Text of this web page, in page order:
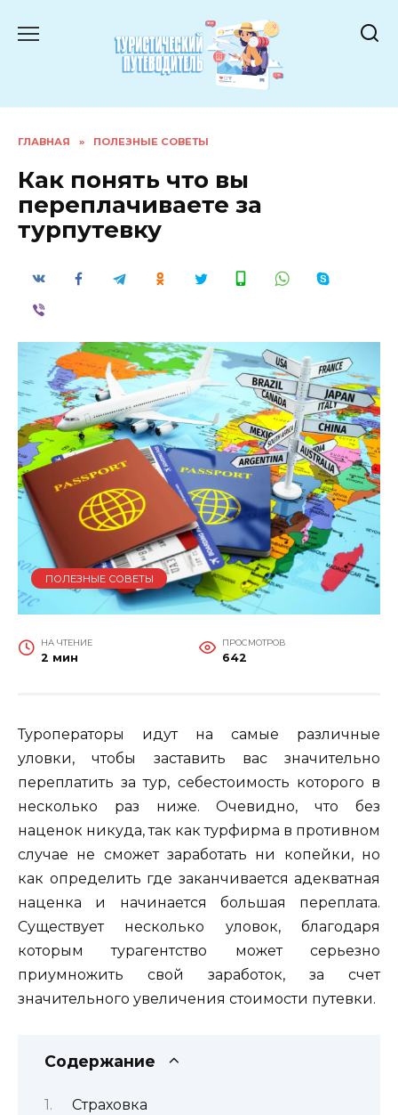
ГЛАВНАЯ » ПОЛЕЗНЫЕ СОВЕТЫ
Как понять что вы
переплачиваете за
турпутевку
ПОЛЕЗНЫЕ СОВЕТЫ
НА ЧТЕНИЕ
2 мин
ПРОСМОТРОВ
642
Туроператоры идут на самые различные
уловки, чтобы заставить вас значительно
переплатить за тур, себестоимость которого в
несколько раз ниже. Очевидно, что без
наценок никуда, так как турфирма в противном
случае не сможет заработать ни копейки, но
как определить где заканчивается адекватная
наценка и начинается большая переплата.
Существует несколько уловок, благодаря
которым турагентство может серьезно
приумножить свой заработок, за счет
значительного увеличения стоимости путевки.
Содержание
Страховка